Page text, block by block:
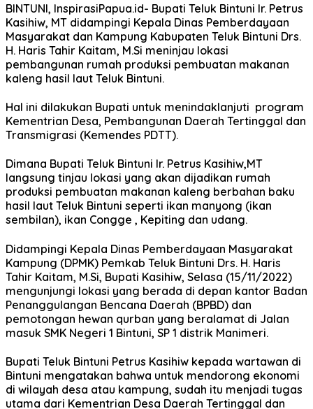
BINTUNI, InspirasiPapua.id- Bupati Teluk Bintuni Ir. Petrus
Kasihiw, MT didampingi Kepala Dinas Pemberdayaan
Masyarakat dan Kampung Kabupaten Teluk Bintuni Drs.
H. Haris Tahir Kaitam, M.Si meninjau lokasi
pembangunan rumah produksi pembuatan makanan
kaleng hasil laut Teluk Bintuni.
Hal ini dilakukan Bupati untuk menindaklanjuti program
Kementrian Desa, Pembangunan Daerah Tertinggal dan
Transmigrasi (Kemendes PDTT).
Dimana Bupati Teluk Bintuni Ir. Petrus Kasihiw,MT
langsung tinjau lokasi yang akan dijadikan rumah
produksi pembuatan makanan kaleng berbahan baku
hasil laut Teluk Bintuni seperti ikan manyong (ikan
sembilan), ikan Congge , Kepiting dan udang.
Didampingi Kepala Dinas Pemberdayaan Masyarakat
Kampung (DPMK) Pemkab Teluk Bintuni Drs. H. Haris
Tahir Kaitam, M.Si, Bupati Kasihiw, Selasa (15/11/2022)
mengunjungi lokasi yang berada di depan kantor Badan
Penanggulangan Bencana Daerah (BPBD) dan
pemotongan hewan qurban yang beralamat di Jalan
masuk SMK Negeri 1 Bintuni, SP 1 distrik Manimeri.
Bupati Teluk Bintuni Petrus Kasihiw kepada wartawan di
Bintuni mengatakan bahwa untuk mendorong ekonomi
di wilayah desa atau kampung, sudah itu menjadi tugas
utama dari Kementrian Desa Daerah Tertinggal dan